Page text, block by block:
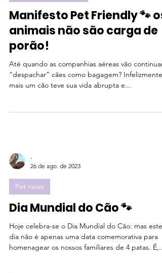
Manifesto Petfriendly
Manifesto Pet Friendly 🐾 os
animais não são carga de
porão!
Até quando as companhias aéreas vão continuar
26 de ago. de 2023
Pet news
Dia Mundial do Cão 🐾
Hoje celebra-se o Dia Mundial do Cão: mas este